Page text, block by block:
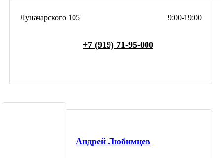
9:00-19:00
Луначарского 105
+7 (919) 71-95-000
Андрей Любимцев